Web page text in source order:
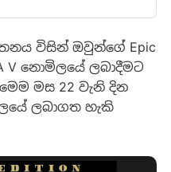
විසින් ඔවුන්ගේ Epic
V නොමිලයේ ලබාදීමට
මස 22 වැනි දින
ලබාගත හැකි